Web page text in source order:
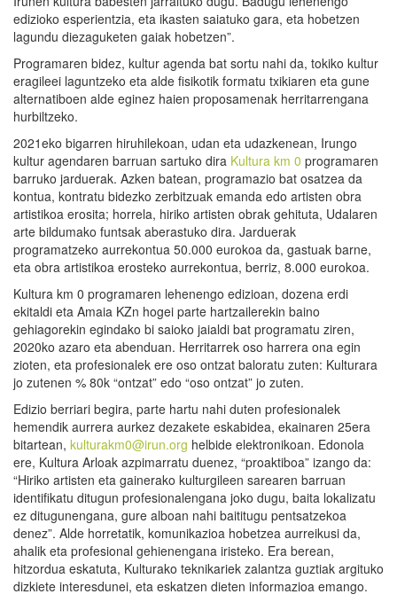
edizioko esperientzia, eta ikasten saiatuko gara, eta hobetzen
lagundu diezaguketen gaiak hobetzen”.
Programaren bidez, kultur agenda bat sortu nahi da, tokiko kultur
eragileei laguntzeko eta alde fisikotik formatu txikiaren eta gune
alternatiboen alde eginez haien proposamenak herritarrengana
hurbiltzeko.
2021eko bigarren hiruhilekoan, udan eta udazkenean, Irungo
kultur agendaren barruan sartuko dira Kultura km 0 programaren
barruko jarduerak. Azken batean, programazio bat osatzea da
kontua, kontratu bidezko zerbitzuak emanda edo artisten obra
artistikoa erosita; horrela, hiriko artisten obrak gehituta, Udalaren
arte bildumako funtsak aberastuko dira. Jarduerak
programatzeko aurrekontua 50.000 eurokoa da, gastuak barne,
eta obra artistikoa erosteko aurrekontua, berriz, 8.000 eurokoa.
Kultura km 0 programaren lehenengo edizioan, dozena erdi
ekitaldi eta Amaia KZn hogei parte hartzailerekin baino
gehiagorekin egindako bi saioko jaialdi bat programatu ziren,
2020ko azaro eta abenduan. Herritarrek oso harrera ona egin
zioten, eta profesionalek ere oso ontzat baloratu zuten: Kulturara
jo zutenen % 80k “ontzat” edo “oso ontzat” jo zuten.
Edizio berriari begira, parte hartu nahi duten profesionalek
hemendik aurrera aurkez dezakete eskabidea, ekainaren 25era
bitartean, kulturakm0@irun.org helbide elektronikoan. Edonola
ere, Kultura Arloak azpimarratu duenez, “proaktiboa” izango da:
“Hiriko artisten eta gainerako kulturgileen sarearen barruan
identifikatu ditugun profesionalengana joko dugu, baita lokalizatu
ez ditugunengana, gure alboan nahi baititugu pentsatzekoa
denez”. Alde horretatik, komunikazioa hobetzea aurreikusi da,
ahalik eta profesional gehienengana iristeko. Era berean,
hitzordua eskatuta, Kulturako teknikariek zalantza guztiak argituko
dizkiete interesdunei, eta eskatzen dieten informazioa emango.